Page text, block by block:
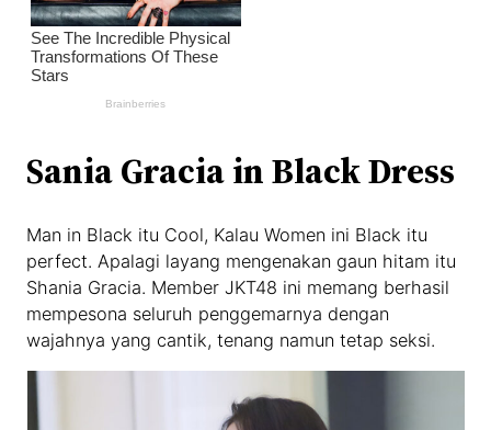
Sania Gracia in Black Dress
Man in Black itu Cool, Kalau Women ini Black itu
perfect. Apalagi layang mengenakan gaun hitam itu
Shania Gracia. Member JKT48 ini memang berhasil
mempesona seluruh penggemarnya dengan
wajahnya yang cantik, tenang namun tetap seksi.